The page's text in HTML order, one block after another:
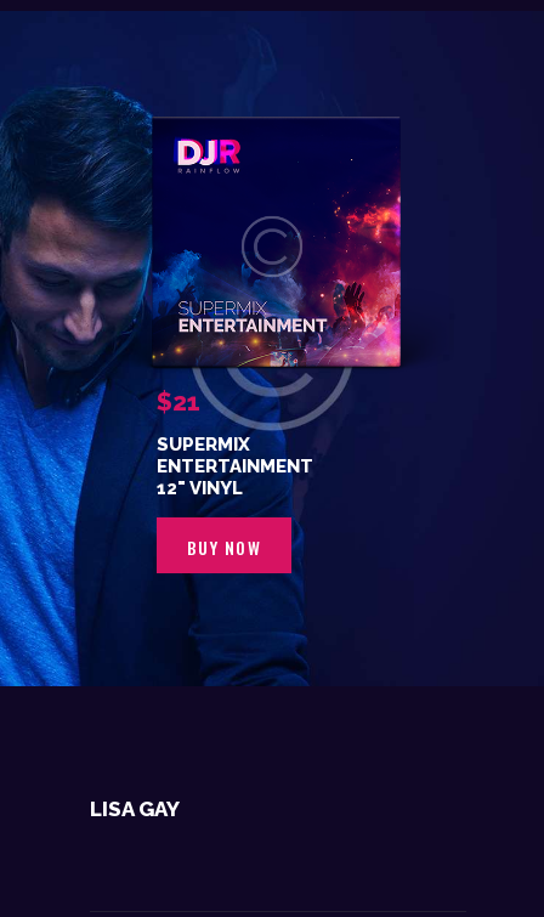
$21
SUPERMIX
ENTERTAINMENT
12" VINYL
BUY NOW
LISA GAY